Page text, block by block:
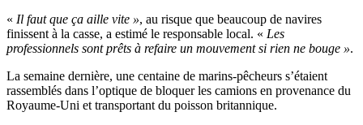
« Il faut que ça aille vite », au risque que beaucoup de navires
finissent à la casse, a estimé le responsable local. « Les
professionnels sont prêts à refaire un mouvement si rien ne bouge ».
La semaine dernière, une centaine de marins-pêcheurs s’étaient
rassemblés dans l’optique de bloquer les camions en provenance du
Royaume-Uni et transportant du poisson britannique.